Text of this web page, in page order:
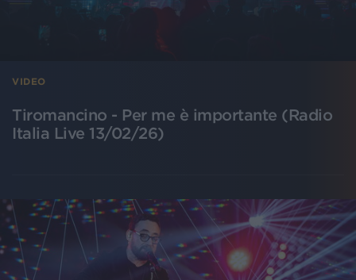
VIDEO
Tiromancino - Per me è importante (Radio
Italia Live 13/02/26)